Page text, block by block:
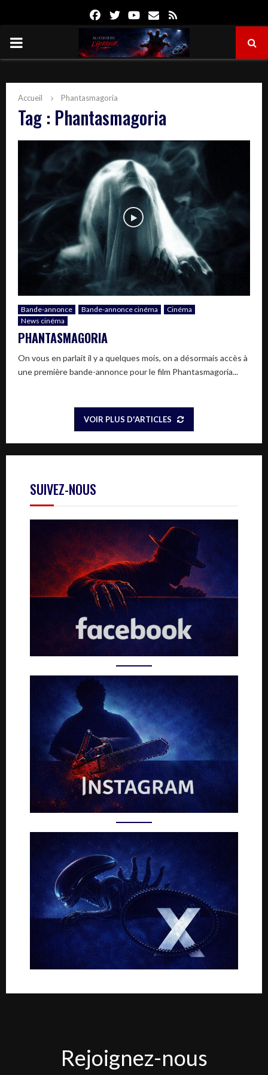
FacebookTwitterYoutube
Email
PRIMARY
Accueil Phantasmagoria
Tag : Phantasmagoria
Bande-annonce Bande-annonce cinéma
Cinéma
News cinéma
PHANTASMAGORIA
On vous en parlait il y a quelques mois, on a désormais accès à
une première bande-annonce pour le film Phantasmagoria...
VOIR PLUS D'ARTICLES
SUIVEZ-NOUS
nous
Rejoignez-nous